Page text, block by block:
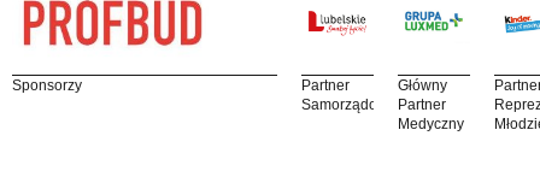
Sponsorzy
Partner
Samorządowy
Główny
Partner
Medyczny